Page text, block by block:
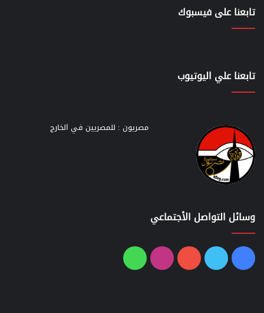
تابعنا على فيسبوك
تابعنا علي اليوتيوب
مصريون : للمصريين في الخارج
وسائل التواصل الأجتماعي
فيسبوك
تويتر يوتيوبانستقرامواتساب